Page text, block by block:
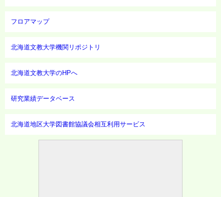
フロアマップ
北海道文教大学機関リポジトリ
北海道文教大学のHPへ
研究業績データベース
北海道地区大学図書館協議会相互利用サービス